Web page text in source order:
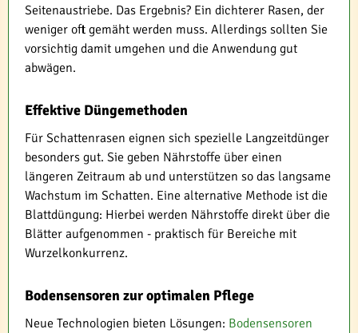
Seitenaustriebe. Das Ergebnis? Ein dichterer Rasen, der
weniger oft gemäht werden muss. Allerdings sollten Sie
vorsichtig damit umgehen und die Anwendung gut
abwägen.
Effektive Düngemethoden
Für Schattenrasen eignen sich spezielle Langzeitdünger
besonders gut. Sie geben Nährstoffe über einen
längeren Zeitraum ab und unterstützen so das langsame
Wachstum im Schatten. Eine alternative Methode ist die
Blattdüngung: Hierbei werden Nährstoffe direkt über die
Blätter aufgenommen - praktisch für Bereiche mit
Wurzelkonkurrenz.
Bodensensoren zur optimalen Pflege
Neue Technologien bieten Lösungen: Bodensensoren